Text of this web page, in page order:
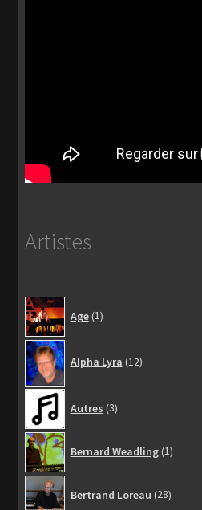
Artistes
Age 1produit
Alpha Lyra 12produits
Autres 3produits
Bernard Weadling 1produit
Bertrand Loreau 28produits